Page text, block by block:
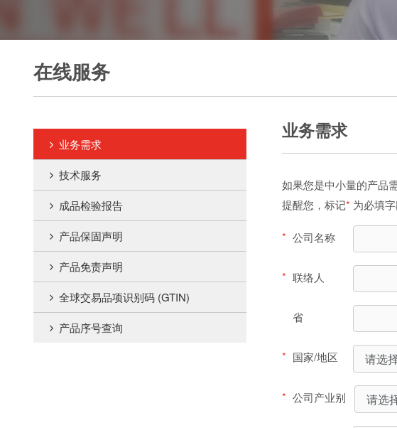
在线服务
业务需求
技术服务
成品检验报告
产品保固声明
产品免责声明
全球交易品项识别码 (GTIN)
产品序号查询
业务需求
如果您是中小量的产品
提醒您，标记* 为必填字
* 公司名称
* 联络人
省
* 国家/地区
* 公司产业别